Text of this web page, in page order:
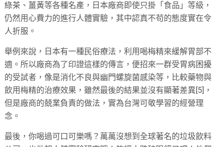
綠茶、薑黃等各種名產，日本廠商即使只掛「食品」等級，
仍然用心費力的進行人體實驗，其中認真不苟的態度實在令
人折服。
舉例來說，日本有一種民俗療法，利用喝梅精來緩解胃部不
適。所以廠商為了印證這樣的傳言，便招來一群受胃病困擾
的受試者，像是消化不良與幽門螺旋菌感染等，比較藥物與
飲用梅精的治療效果，雖然最後的結果並沒有顯著差異[5]，
但是廠商的兢業負責的做法，實為台灣可敬學習的經營理
念。
最後，你喝過可口可樂嗎？萬萬沒想到全球著名的垃圾飲料